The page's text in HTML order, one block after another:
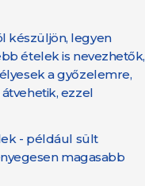
készüljön, legyen
ételek is nevezhetők,
a győzelemre,
ezzel
- például sült
magasabb